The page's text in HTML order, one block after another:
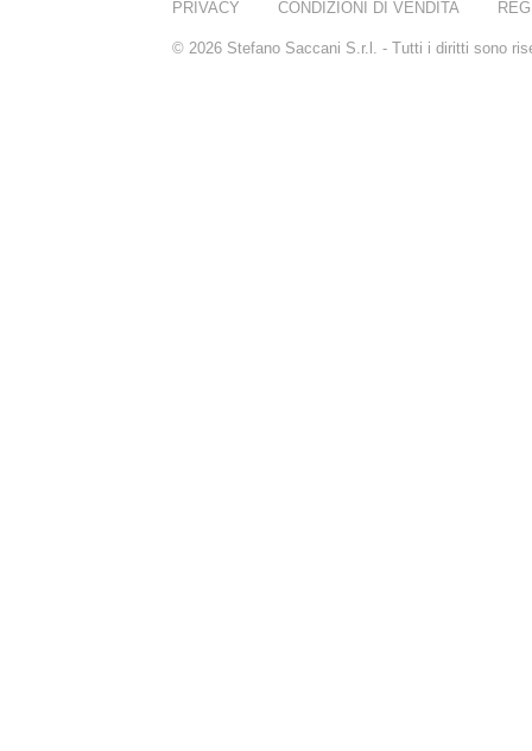
PRIVACY CONDIZIONI DI VENDITA
© 2026 Stefano Saccani S.r.l. - Tutti i diritti sono